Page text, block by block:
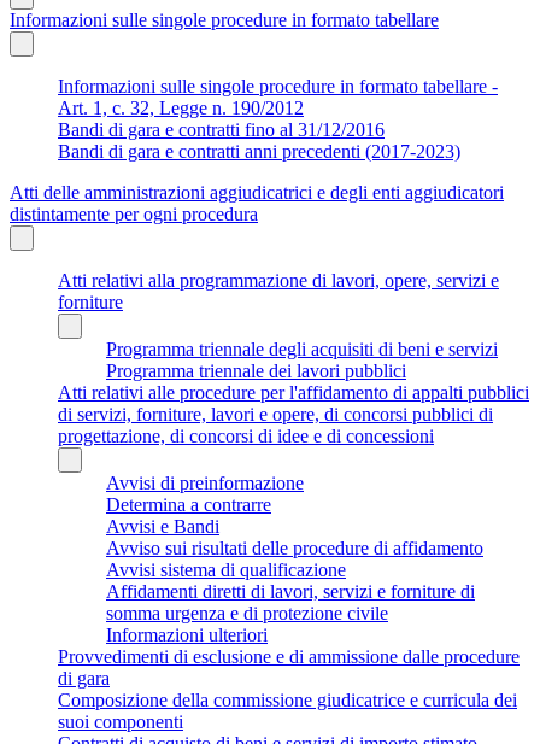
Informazioni sulle singole procedure in formato tabellare
Informazioni sulle singole procedure in formato tabellare -
Art. 1, c. 32, Legge n. 190/2012
Bandi di gara e contratti fino al 31/12/2016
Bandi di gara e contratti anni precedenti (2017-2023)
Atti delle amministrazioni aggiudicatrici e degli enti aggiudicatori
distintamente per ogni procedura
Atti relativi alla programmazione di lavori, opere, servizi e
forniture
Programma triennale degli acquisiti di beni e servizi
Programma triennale dei lavori pubblici
Atti relativi alle procedure per l'affidamento di appalti pubblici
di servizi, forniture, lavori e opere, di concorsi pubblici di
progettazione, di concorsi di idee e di concessioni
Avvisi di preinformazione
Determina a contrarre
Avvisi e Bandi
Avviso sui risultati delle procedure di affidamento
Avvisi sistema di qualificazione
Affidamenti diretti di lavori, servizi e forniture di
somma urgenza e di protezione civile
Informazioni ulteriori
Provvedimenti di esclusione e di ammissione dalle procedure
di gara
Composizione della commissione giudicatrice e curricula dei
suoi componenti